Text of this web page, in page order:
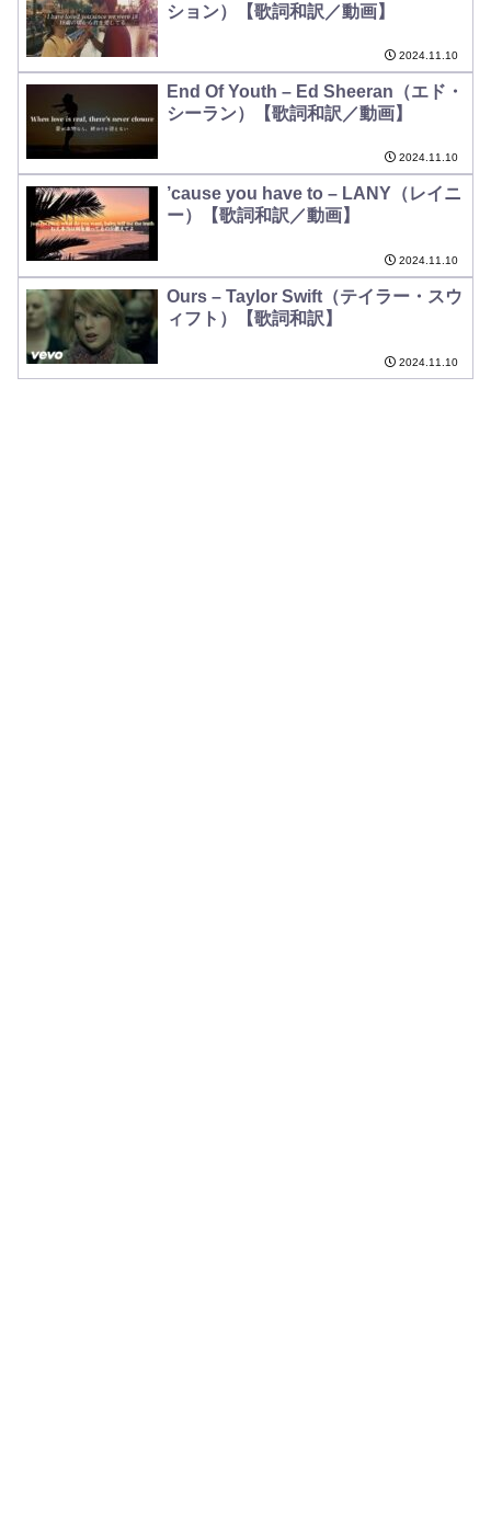
ション）【歌詞和訳／動画】
2024.11.10
End Of Youth – Ed Sheeran（エド・
シーラン）【歌詞和訳／動画】
2024.11.10
’cause you have to – LANY（レイニ
ー）【歌詞和訳／動画】
2024.11.10
Ours – Taylor Swift（テイラー・スウ
ィフト）【歌詞和訳】
2024.11.10